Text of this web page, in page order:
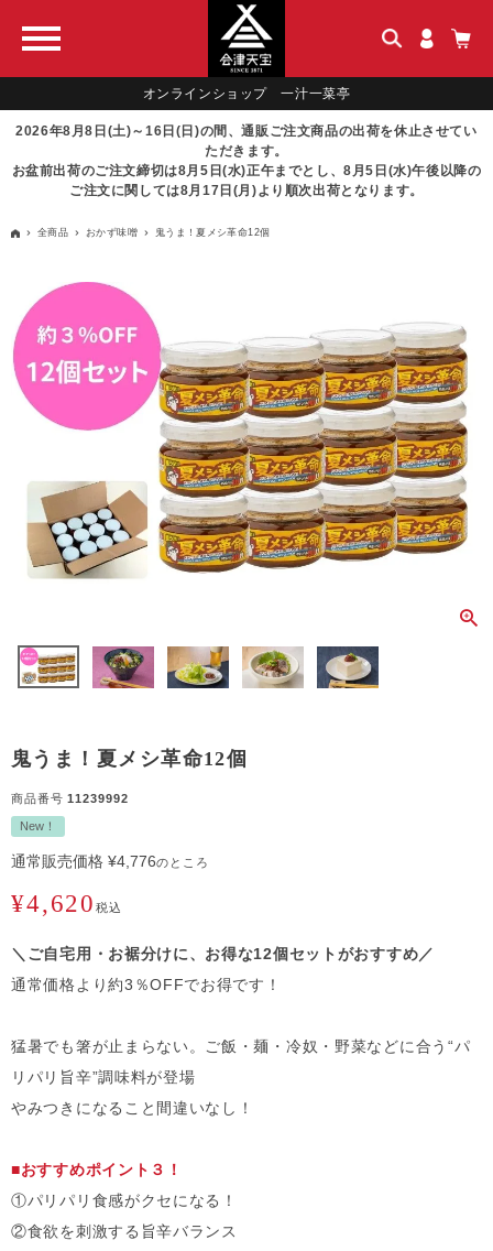
オンラインショップ 一汁一菜亭
2026年8月8日(土)～16日(日)の間、通販ご注文商品の出荷を休止させてい
ただきます。
お盆前出荷のご注文締切は8月5日(水)正午までとし、8月5日(水)午後以降の
ご注文に関しては8月17日(月)より順次出荷となります。
全商品 おかず味噌 鬼うま！夏メシ革命12個
鬼うま！夏メシ革命12個
商品番号 11239992
New！
通常販売価格 ¥4,776のところ
¥4,620税込
＼ご自宅用・お裾分けに、お得な12個セットがおすすめ／
通常価格より約3％OFFでお得です！
猛暑でも箸が止まらない。ご飯・麺・冷奴・野菜などに合う“パ
リパリ旨辛”調味料が登場
やみつきになること間違いなし！
■おすすめポイント３！
①パリパリ食感がクセになる！
②食欲を刺激する旨辛バランス